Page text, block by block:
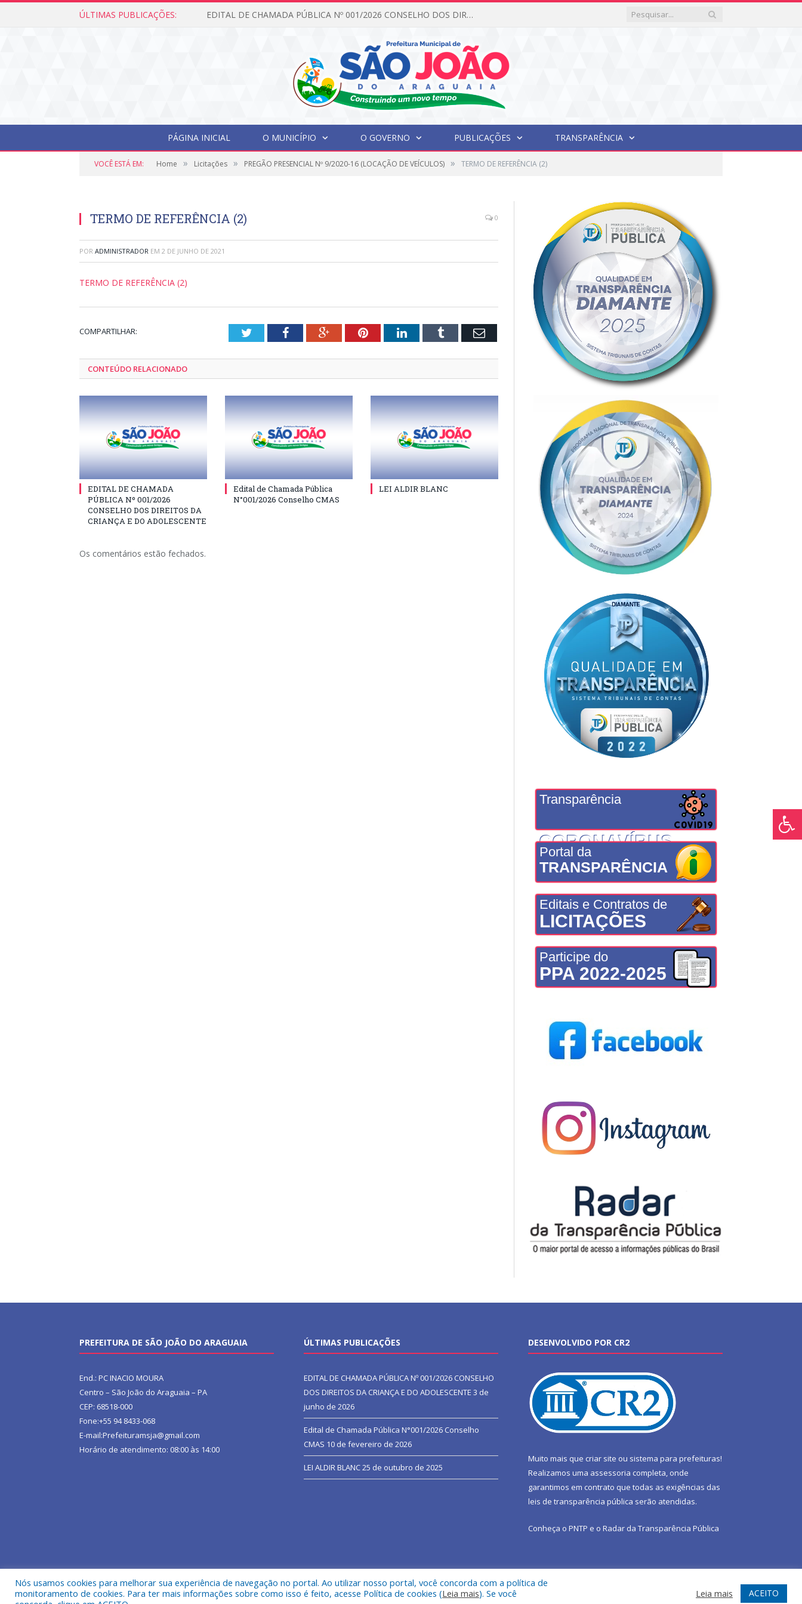
ÚLTIMAS PUBLICAÇÕES: EDITAL DE CHAMADA PÚBLICA Nº 001/2026 CONSELHO DOS DIREITOS DA CRIANÇA E DO ADOLESCENTE
PÁGINA INICIAL O MUNICÍPIO O GOVERNO PUBLICAÇÕES TRANSPARÊNCIA
VOCÊ ESTÁ EM: Home » Licitações » PREGÃO PRESENCIAL Nº 9/2020-16 (LOCAÇÃO DE VEÍCULOS) » TERMO DE REFERÊNCIA (2)
TERMO DE REFERÊNCIA (2) 0
POR ADMINISTRADOR EM 2 DE JUNHO DE 2021
TERMO DE REFERÊNCIA (2)
COMPARTILHAR: TwitterFacebookGoogle+PinterestLinkedInTumblr Email
CONTEÚDO RELACIONADO
EDITAL DE CHAMADA
PÚBLICA Nº 001/2026
CONSELHO DOS DIREITOS DA
CRIANÇA E DO ADOLESCENTE
Edital de Chamada Pública
N°001/2026 Conselho CMAS
LEI ALDIR BLANC
Os comentários estão fechados.
Transparência
CORONAVÍRUS
Portal da
TRANSPARÊNCIA
Editais e Contratos de
LICITAÇÕES
Participe do
PPA 2022-2025
PREFEITURA DE SÃO JOÃO DO ARAGUAIA
End.: PC INACIO MOURA
Centro – São João do Araguaia – PA
CEP: 68518-000
Fone:+55 94 8433-068
E-mail:Prefeituramsja@gmail.com
Horário de atendimento: 08:00 às 14:00
ÚLTIMAS PUBLICAÇÕES
EDITAL DE CHAMADA PÚBLICA Nº 001/2026 CONSELHO
DOS DIREITOS DA CRIANÇA E DO ADOLESCENTE 3 de
junho de 2026
Edital de Chamada Pública N°001/2026 Conselho
CMAS 10 de fevereiro de 2026
LEI ALDIR BLANC25 de outubro de 2025
DESENVOLVIDO POR CR2
Muito mais que criar site ou sistema para prefeituras!
Realizamos uma assessoria completa, onde
garantimos em contrato que todas as exigências das
leis de transparência pública serão atendidas.
Conheça o PNTP e o Radar da Transparência Pública
Todos os direitos reservados a Prefeitura Municipal de São João do Araguaia. Mapa do Site Acessar Webmail
Nós usamos cookies para melhorar sua experiência de navegação no portal. Ao utilizar nosso portal, você concorda com a política de
monitoramento de cookies. Para ter mais informações sobre como isso é feito, acesse Política de cookies (Leia mais). Se você
Leia mais ACEITO